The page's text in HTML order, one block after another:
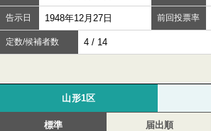
告示日 1948年12月27日 前回投票率
定数/候補者数 4 / 14
山形1区
標準 届出順